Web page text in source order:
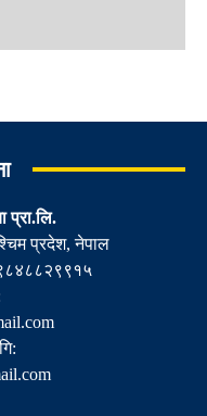
प्रा.लि.
प्रदेश, नेपाल